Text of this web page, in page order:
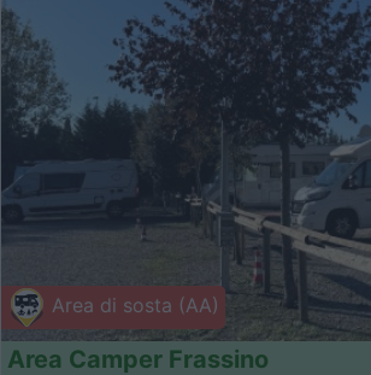
Area di sosta (AA)
Area Camper Frassino